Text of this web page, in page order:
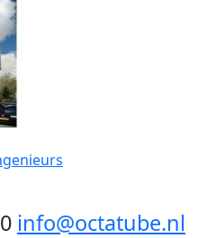
info@octatube.nl